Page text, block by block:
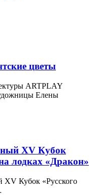
цветы
ARTPLAY
Елены
XV Кубок
лодках «Дракон»
Кубок «Русского